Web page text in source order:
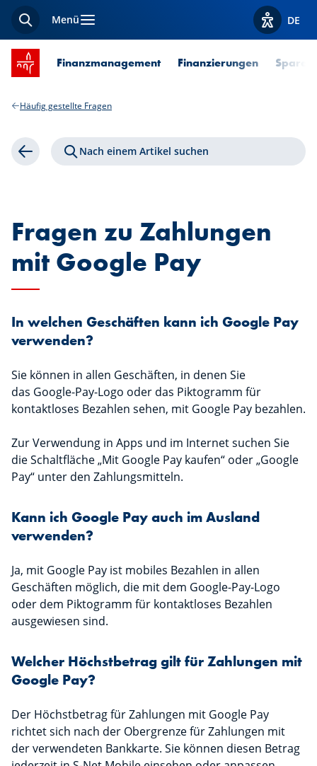
SucheMenü Optionen
DE
Startseite SPUERKEESS
Finanzmanagement Finanzierungen Sparen
Häufig gestellte Fragen
Zurück Nach einem Artikel suchen
Fragen zu Zahlungen
mit Google Pay
In welchen Geschäften kann ich Google Pay
verwenden?
Sie können in allen Geschäften, in denen Sie
das Google-Pay-Logo oder das Piktogramm für
kontaktloses Bezahlen sehen, mit Google Pay bezahlen.
Zur Verwendung in Apps und im Internet suchen Sie
die Schaltfläche „Mit Google Pay kaufen“ oder „Google
Pay“ unter den Zahlungsmitteln.
Kann ich Google Pay auch im Ausland
verwenden?
Ja, mit Google Pay ist mobiles Bezahlen in allen
Geschäften möglich, die mit dem Google-Pay-Logo
oder dem Piktogramm für kontaktloses Bezahlen
ausgewiesen sind.
Welcher Höchstbetrag gilt für Zahlungen mit
Google Pay?
Der Höchstbetrag für Zahlungen mit Google Pay
richtet sich nach der Obergrenze für Zahlungen mit
der verwendeten Bankkarte. Sie können diesen Betrag